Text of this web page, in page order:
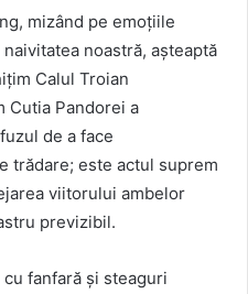
mizând pe emoțiile
noastră, așteaptă
Calul Troian
Cutia Pandorei a
de a face
trădare; este actul suprem
viitorului ambelor
previzibil.
fanfară și steaguri